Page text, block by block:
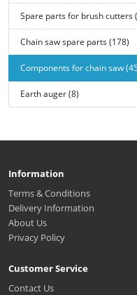
Spare parts for brush cutters
Chain saw spare parts (178)
Components for chain saw
Earth auger (8)
Information
Terms & Conditions
Delivery Information
About Us
Privacy Policy
Customer Service
Contact Us